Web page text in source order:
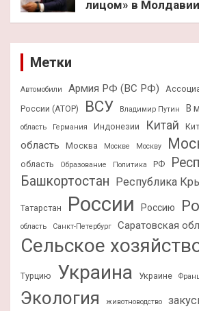
лицом» в Молдавии
Метки
Автомобили Армия РФ (ВС РФ)
России (АТОР)
ВСУ Владимир Путин В
область
Германия Индонезии Китай
область
Москва Москве Москву
область
Образование Политика РФ
Башкортостан Республика
Татарстан России Россию
область
Санкт-Петербург Саратовская
Сельское
Турцию Украина Украине
Экология животноводство